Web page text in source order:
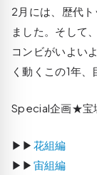
2月には、歴代
ました。そして
コンビがいよい
く動くこの1年、
Special企画★宝
▶▶ 花組編
▶▶ 宙組編